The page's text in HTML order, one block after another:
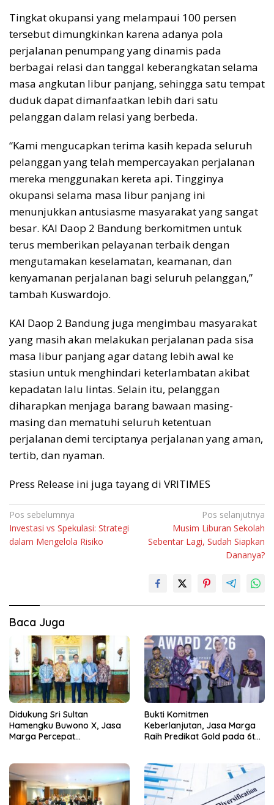
Tingkat okupansi yang melampaui 100 persen
tersebut dimungkinkan karena adanya pola
perjalanan penumpang yang dinamis pada
berbagai relasi dan tanggal keberangkatan selama
masa angkutan libur panjang, sehingga satu tempat
duduk dapat dimanfaatkan lebih dari satu
pelanggan dalam relasi yang berbeda.
“Kami mengucapkan terima kasih kepada seluruh
pelanggan yang telah mempercayakan perjalanan
mereka menggunakan kereta api. Tingginya
okupansi selama masa libur panjang ini
menunjukkan antusiasme masyarakat yang sangat
besar. KAI Daop 2 Bandung berkomitmen untuk
terus memberikan pelayanan terbaik dengan
mengutamakan keselamatan, keamanan, dan
kenyamanan perjalanan bagi seluruh pelanggan,”
tambah Kuswardojo.
KAI Daop 2 Bandung juga mengimbau masyarakat
yang masih akan melakukan perjalanan pada sisa
masa libur panjang agar datang lebih awal ke
stasiun untuk menghindari keterlambatan akibat
kepadatan lalu lintas. Selain itu, pelanggan
diharapkan menjaga barang bawaan masing-
masing dan mematuhi seluruh ketentuan
perjalanan demi terciptanya perjalanan yang aman,
tertib, dan nyaman.
Press Release ini juga tayang di VRITIMES
Navigasi
pos
Pos sebelumnya
Investasi vs Spekulasi: Strategi
dalam Mengelola Risiko
Pos selanjutnya
Musim Liburan Sekolah
Sebentar Lagi, Sudah Siapkan
Dananya?
Baca Juga
Didukung Sri Sultan
Hamengku Buwono X, Jasa
Marga Percepat
untuk Dukung Konektivitas
DIY
Bukti Komitmen
Keberlanjutan, Jasa Marga
Raih Predikat Gold pada 6th